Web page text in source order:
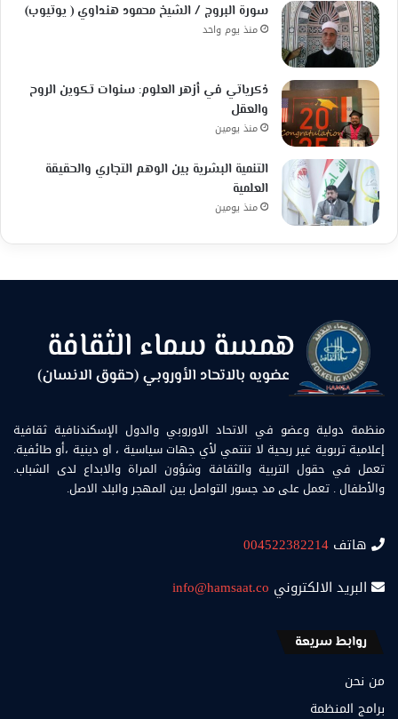
سورة البروج / الشيخ محمود هنداوي ( يوتيوب)
منذ يوم واحد
ذكرياتي في أزهر العلوم: سنوات تكوين الروح
والعقل
منذ يومين
التنمية البشرية بين الوهم التجاري والحقيقة
العلمية
منذ يومين
منظمة دولية وعضو في الاتحاد الاوروبي والدول الإسكندنافية ثقافية
إعلامية تربوية غير ربحية لا تنتمي لأي جهات سياسية ، او دينية ،أو طائفية.
تعمل في حقول التربية والثقافة وشؤون المراة والابداع لدى الشباب.
والأطفال . تعمل على مد جسور التواصل بين المهجر والبلد الاصل.
هاتف 004522382214
البريد الالكتروني info@hamsaat.co
روابط سريعة
من نحن
برامج المنظمة